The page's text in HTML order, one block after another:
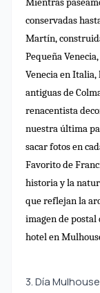
Mientras
conservadas
Martín,
Pequeña
Venecia en Italia,
antiguas de
renacentista
nuestra última
sacar fotos en
Favorito de
historia y la
que reflejan la
imagen de
hotel en
3. Día